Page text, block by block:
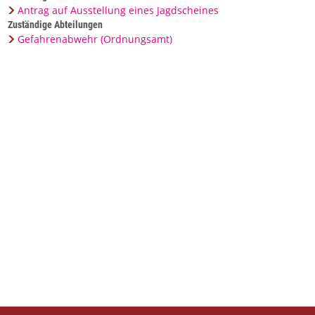
Antrag auf Ausstellung eines Jagdscheines
Zuständige Abteilungen
Gefahrenabwehr (Ordnungsamt)